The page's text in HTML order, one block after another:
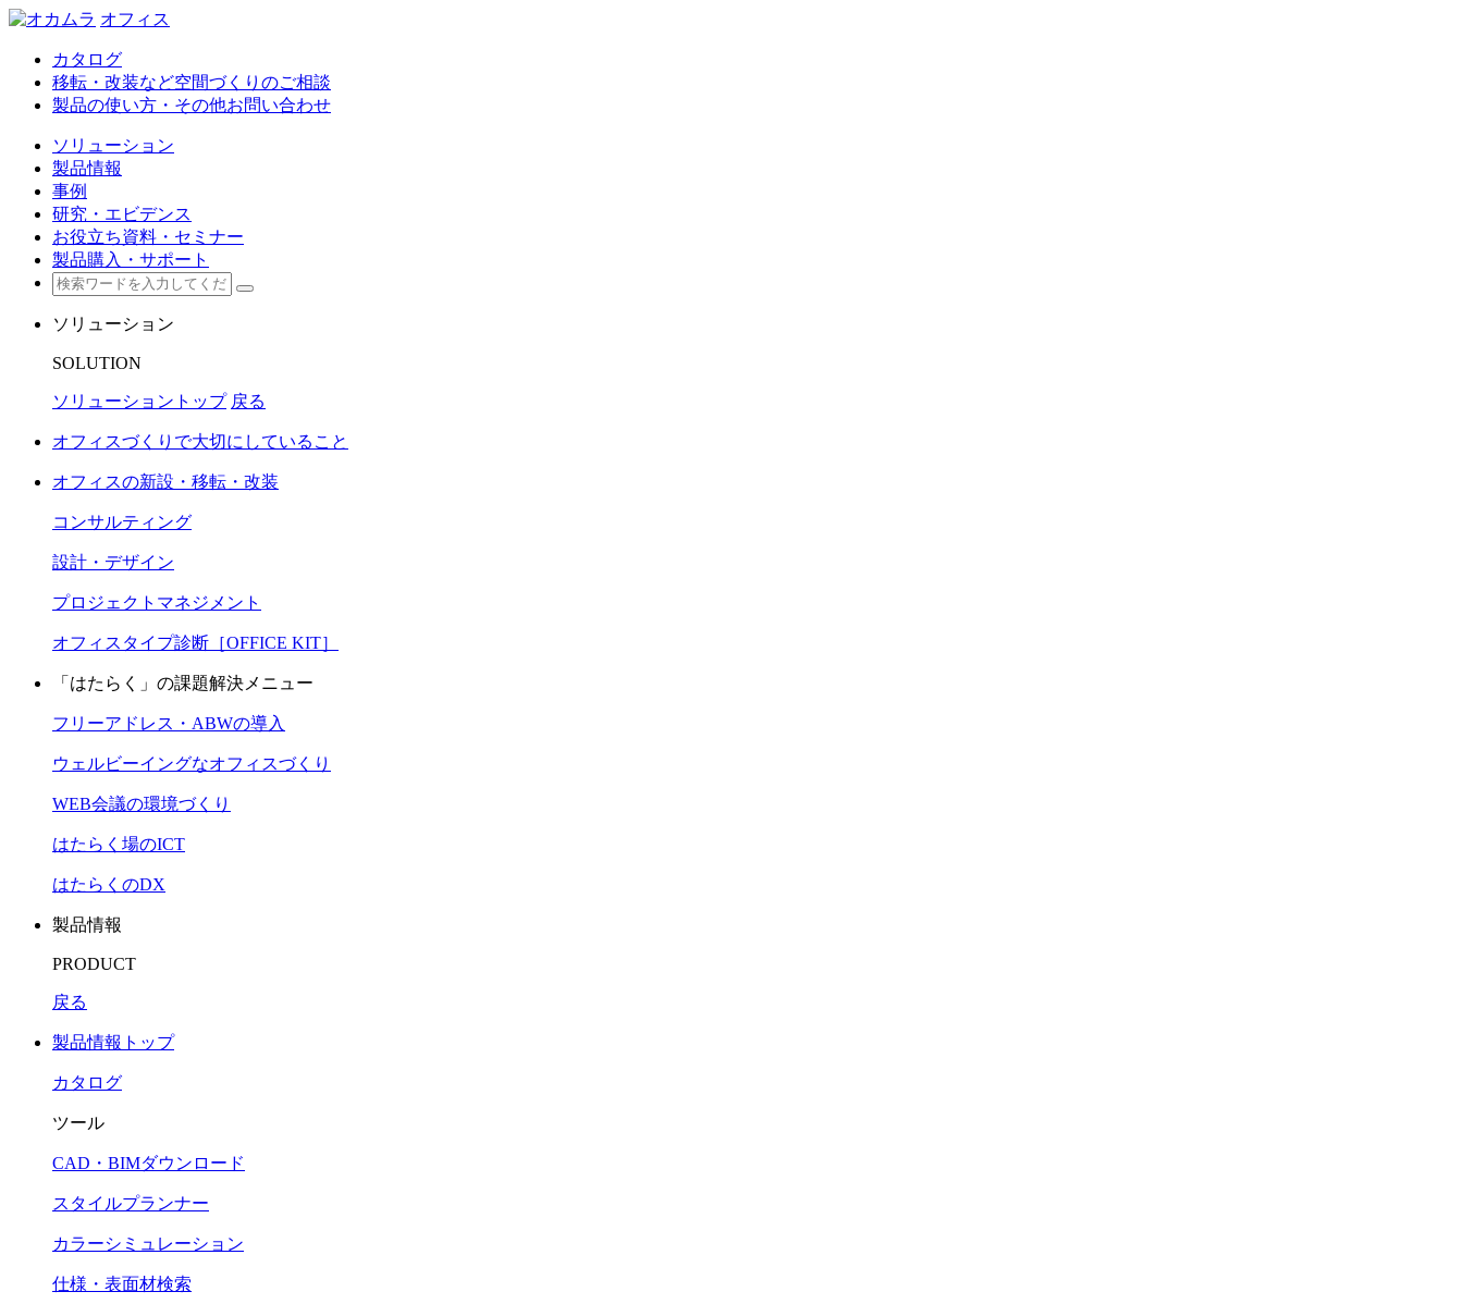
オフィス
カタログ
移転・改装など空間づくりのご相談
製品の使い方・その他お問い合わせ
ソリューション
製品情報
事例
研究・エビデンス
お役立ち資料・セミナー
製品購入・サポート
ソリューション
SOLUTION
ソリューショントップ 戻る
オフィスづくりで大切にしていること
オフィスの新設・移転・改装
コンサルティング
設計・デザイン
プロジェクトマネジメント
オフィスタイプ診断［OFFICE KIT］
「はたらく」の課題解決メニュー
フリーアドレス・ABWの導入
ウェルビーイングなオフィスづくり
WEB会議の環境づくり
はたらく場のICT
はたらくのDX
製品情報
PRODUCT
戻る
製品情報トップ
カタログ
ツール
CAD・BIMダウンロード
スタイルプランナー
カラーシミュレーション
仕様・表面材検索